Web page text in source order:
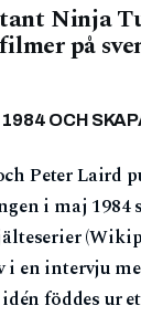
Ninja
på
OCH
Peter Laird
i maj 1984
i en intervju
föddes ur